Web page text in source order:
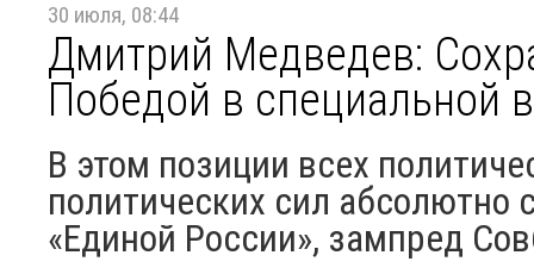
30 июля, 08:44
Дмитрий Медведев:
Победой в специальной
В этом позиции всех
политических сил абсолютно
«Единой России», зампред